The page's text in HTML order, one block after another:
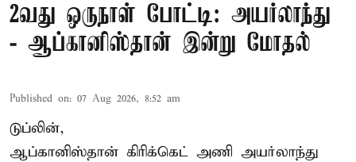
2வது ஒருநாள் போட்டி: அயர்லாந்து
- ஆப்கானிஸ்தான் இன்று மோதல்
Published on: 07 Aug 2026, 8:52 am
டுப்லின்,
ஆப்கானிஸ்தான் கிரிக்கெட் அணி அயர்லாந்து